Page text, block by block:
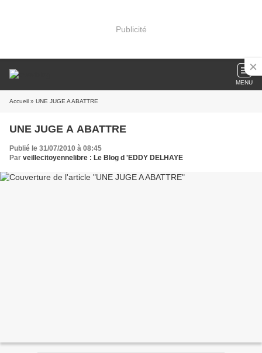
Publicité
MENU
Accueil » UNE JUGE A ABATTRE
UNE JUGE A ABATTRE
Publié le 31/07/2010 à 08:45
Par veillecitoyennelibre : Le Blog d 'EDDY DELHAYE